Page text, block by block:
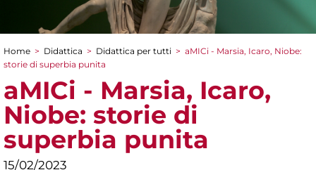
Tu sei qui
Home > Didattica > Didattica per tutti > aMICi - Marsia, Icaro, Niobe:
storie di superbia punita
aMICi - Marsia, Icaro,
Niobe: storie di
superbia punita
15/02/2023